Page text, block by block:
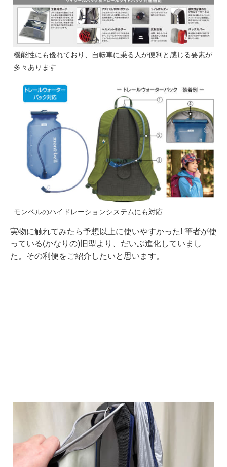
機能性にも優れており、自転車に乗る人が便利と感じる要素が
多々あります
モンベルのハイドレーションシステムにも対応
実物に触れてみたら予想以上に使いやすかった! 筆者が使
っている(かなりの)旧型より、だいぶ進化していまし
た。その利便をご紹介したいと思います。